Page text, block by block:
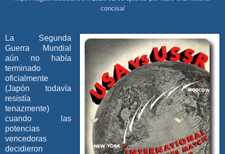
concisa/
La Segunda
Guerra Mundial
aún no había
terminado
oficialmente
(Japón todavía
resistía
tenazmente)
cuando las
potencias
vencedoras
decidieron